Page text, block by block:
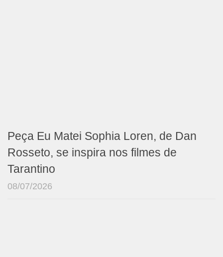
Peça Eu Matei Sophia Loren, de Dan
Rosseto, se inspira nos filmes de
Tarantino
08/07/2026